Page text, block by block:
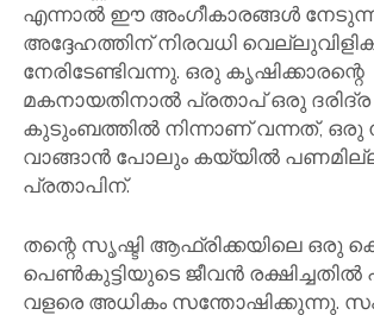
എന്നാൽ ഈ അംഗീകാരങ്ങൾ
അദ്ദേഹത്തിന് നിരവധി
നേരിടേണ്ടിവന്നു. ഒരു കൃഷിക്കാരന്റെ
മകനായതിനാൽ പ്രതാപ് ഒരു ദരിദ്ര
കുടുംബത്തിൽ നിന്നാണ് വന്നത്, ഒരു
വാങ്ങാൻ പോലും കയ്യിൽ
പ്രതാപിന്.
തന്റെ സൃഷ്ടി ആഫ്രിക്കയിലെ ഒരു
പെൺകുട്ടിയുടെ ജീവൻ രക്ഷിച്ചതിൽ
വളരെ അധികം സന്തോഷിക്കുന്നു.